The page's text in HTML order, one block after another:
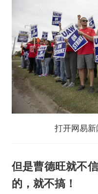
打开网易
但是曹德旺就不
的，就不搞！